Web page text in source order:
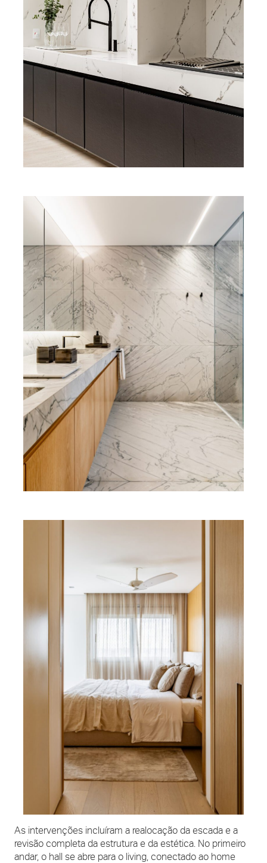
As intervenções incluíram a realocação da escada e a
revisão completa da estrutura e da estética. No primeiro
andar, o hall se abre para o living, conectado ao home